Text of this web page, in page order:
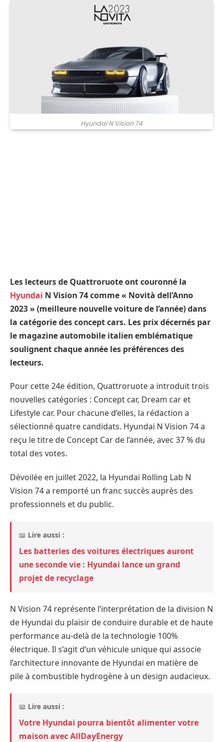
Hyundai N Vision 74
Les lecteurs de Quattroruote ont couronné la
Hyundai N Vision 74 comme « Novità dell’Anno
2023 » (meilleure nouvelle voiture de l’année) dans
la catégorie des concept cars. Les prix décernés par
le magazine automobile italien emblématique
soulignent chaque année les préférences des
lecteurs.
Pour cette 24e édition, Quattroruote a introduit trois
nouvelles catégories : Concept car, Dream car et
Lifestyle car. Pour chacune d’elles, la rédaction a
sélectionné quatre candidats. Hyundai N Vision 74 a
reçu le titre de Concept Car de l’année, avec 37 % du
total des votes.
Dévoilée en juillet 2022, la Hyundai Rolling Lab N
Vision 74 a remporté un franc succès auprès des
professionnels et du public.
📖 Lire aussi :
Les batteries des voitures électriques auront
une seconde vie : Hyundai lance un grand
projet de recyclage
N Vision 74 représente l’interprétation de la division N
de Hyundai du plaisir de conduire durable et de haute
performance au-delà de la technologie 100%
électrique. Il s’agit d’un véhicule unique qui associe
l’architecture innovante de Hyundai en matière de
pile à combustible hydrogène à un design audacieux.
📖 Lire aussi :
Votre Hyundai pourra bientôt alimenter votre
maison avec AllDayEnergy